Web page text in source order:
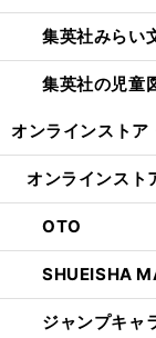
集英社みらい
集英社の児童
オンラインストア
オンラインスト
OTO
SHUEISHA
ジャンプキャ